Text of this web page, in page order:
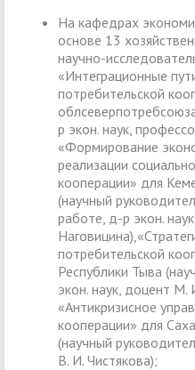
На кафедрах
основе 13
научно-
«Интеграционные
потребительской
р экон. наук,
«Формирование
реализации
кооперации» для
(научный
работе, д-р экон.
потребительской
Республики Тыва
экон. наук, доцент М.
«Антикризисное
кооперации» для
(научный
В. И. Чистякова);